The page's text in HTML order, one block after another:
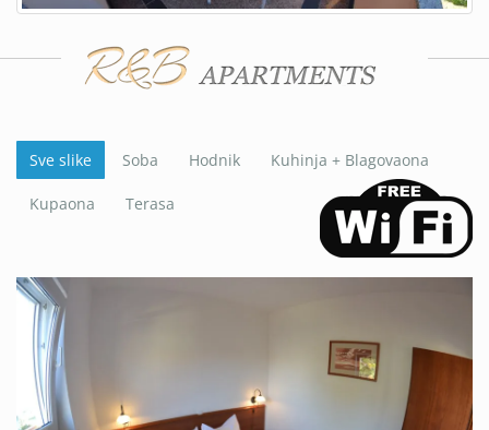
Sve slike Soba Hodnik Kuhinja + Blagovaona
Kupaona Terasa